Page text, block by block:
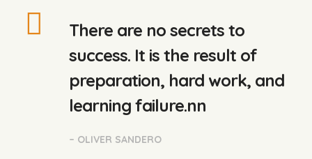
There are no secrets to
success. It is the result of
preparation, hard work, and
learning failure.nn
– OLIVER SANDERO